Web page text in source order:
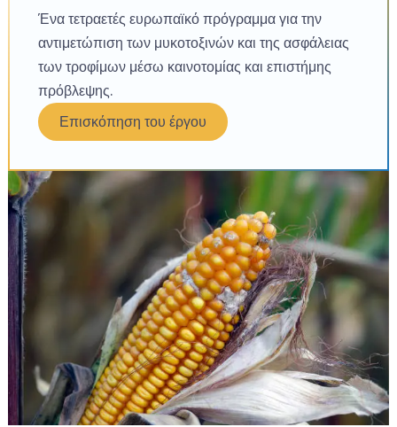
Ένα τετραετές ευρωπαϊκό πρόγραμμα για την
αντιμετώπιση των μυκοτοξινών και της ασφάλειας
των τροφίμων μέσω καινοτομίας και επιστήμης
πρόβλεψης.
Επισκόπηση του έργου